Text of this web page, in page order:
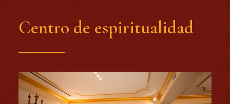
Centro de espiritualidad